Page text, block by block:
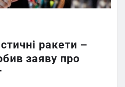
ракети –
заяву про